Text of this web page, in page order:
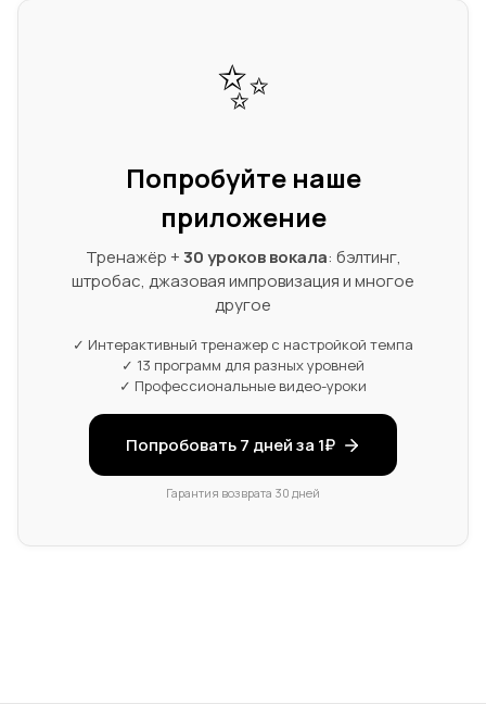
✨
Попробуйте наше
приложение
Тренажёр +30 уроков вокала: бэлтинг,
штробас, джазовая импровизация и многое
другое
✓ Интерактивный тренажер с настройкой темпа
✓ 13 программ для разных уровней
✓ Профессиональные видео-уроки
Попробовать 7 дней за 1₽
Гарантия возврата 30 дней